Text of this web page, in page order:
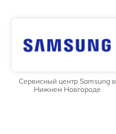
Сервисный центр Samsung в
Нижнем Новгороде